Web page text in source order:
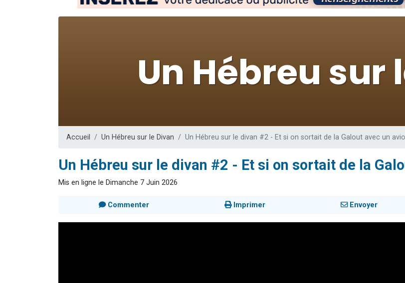
Odaya vient de donner son Maasser
13 personnes viennent de demander une bénédiction
30 personnes viennent de faire un don pour Sauvez la jambe de Yohan
Il reste 49 places pour étudier en groupe sur Zoom
Accueil Un Hébreu sur le Divan Un Hébreu sur le divan #2 - Et si on sortait de la Galout avec un
Un Hébreu sur le divan #2 - Et si on sortait de la
Mis en ligne le Dimanche 7 Juin 2026
Commenter Imprimer Envoyer